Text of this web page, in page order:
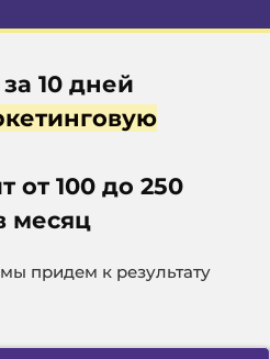
10 дней
от 100 до 250
месяц
придем к результату